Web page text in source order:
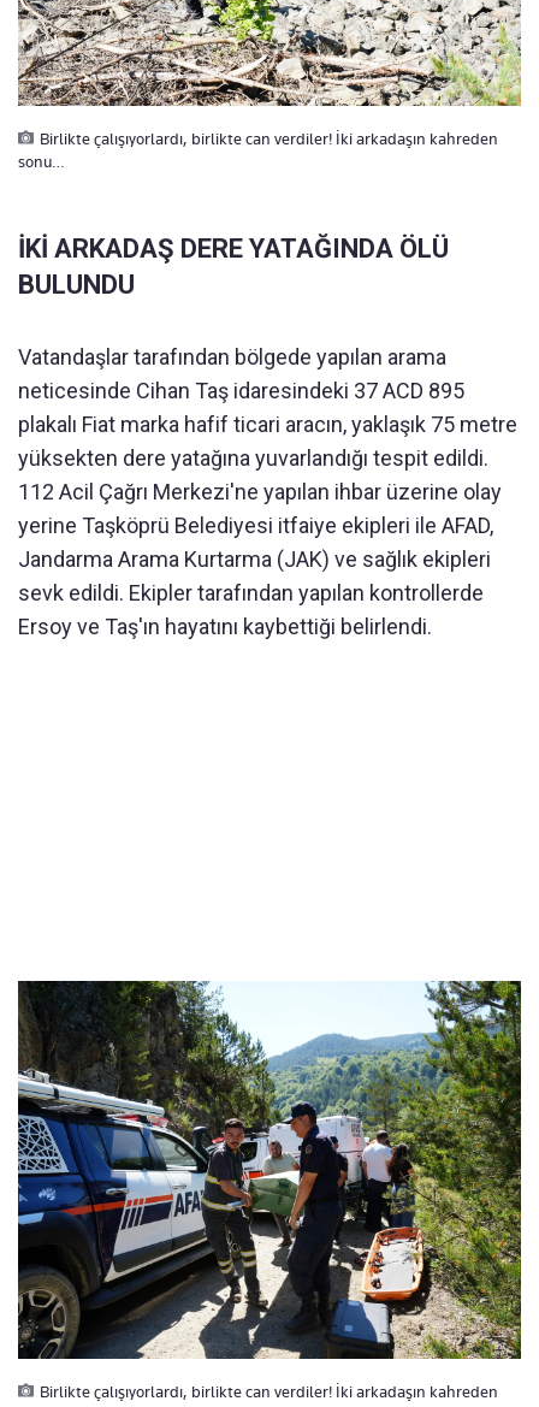
Birlikte çalışıyorlardı, birlikte can verdiler! İki arkadaşın kahreden
sonu…
İKİ ARKADAŞ DERE YATAĞINDA ÖLÜ
BULUNDU
Vatandaşlar tarafından bölgede yapılan arama
neticesinde Cihan Taş idaresindeki 37 ACD 895
plakalı Fiat marka hafif ticari aracın, yaklaşık 75 metre
yüksekten dere yatağına yuvarlandığı tespit edildi.
112 Acil Çağrı Merkezi'ne yapılan ihbar üzerine olay
yerine Taşköprü Belediyesi itfaiye ekipleri ile AFAD,
Jandarma Arama Kurtarma (JAK) ve sağlık ekipleri
sevk edildi. Ekipler tarafından yapılan kontrollerde
Ersoy ve Taş'ın hayatını kaybettiği belirlendi.
Birlikte çalışıyorlardı, birlikte can verdiler! İki arkadaşın kahreden